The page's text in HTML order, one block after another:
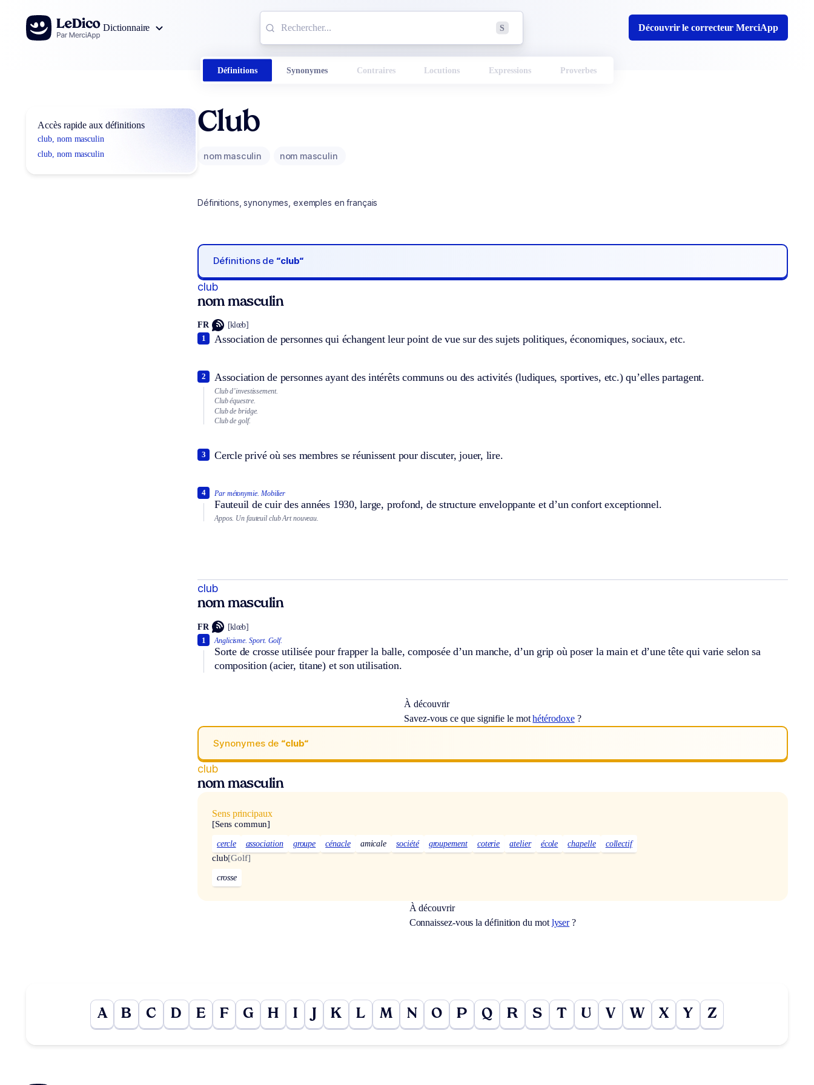
Aller au contenu
Dictionnaire
S Découvrir le correcteur MerciApp
Définitions Synonymes Contraires Locutions Expressions Proverbes
Accès rapide aux définitions
club, nom masculin
club, nom masculin
Club
nom masculin nom masculin
Définitions, synonymes, exemples en français
Définitions de “club“
club
nom masculin
FR [klœb]
Association de personnes qui échangent leur point de vue sur des sujets politiques, économiques, sociaux, etc.
1
Association de personnes ayant des intérêts communs ou des activités (ludiques, sportives, etc.) qu’elles partagent.
2
Club d’investissement.
Club équestre.
Club de bridge.
Club de golf.
Cercle privé où ses membres se réunissent pour discuter, jouer, lire.
3
Par métonymie. Mobilier
Fauteuil de cuir des années 1930, large, profond, de structure enveloppante et d’un confort exceptionnel.
4
Appos. Un fauteuil club Art nouveau.
club
nom masculin
FR [klœb]
Anglicisme. Sport. Golf.
Sorte de crosse utilisée pour frapper la balle, composée d’un manche, d’un grip où poser la main et d’une tête qui varie selon sa
composition (acier, titane) et son utilisation.
1
À découvrir
Savez-vous ce que signifie le mothétérodoxe?
Synonymes de “club“
club
nom masculin
Sens principaux
[Sens commun]
cercle association groupe cénacle amicale société groupement coterie atelier école chapelle collectif
club[Golf]
crosse
À découvrir
Connaissez-vous la définition du mot lyser?
A B C D E F G H I K L M N O P Q R S T U V W X Y Z